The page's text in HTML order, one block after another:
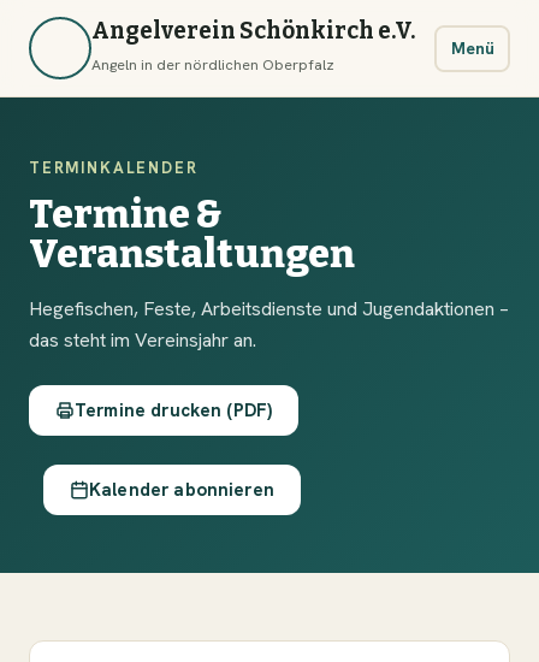
Angelverein Schönkirch e.V.
Angeln in der nördlichen Oberpfalz
Menü
TERMINKALENDER
Termine &
Veranstaltungen
Hegefischen, Feste, Arbeitsdienste und Jugendaktionen –
das steht im Vereinsjahr an.
Termine drucken (PDF)
Kalender abonnieren